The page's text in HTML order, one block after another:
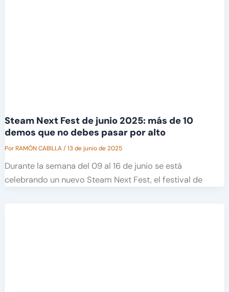
Steam Next Fest de junio 2025: más de 10
demos que no debes pasar por alto
PorRAMÓN CABILLA/13 de junio de 2025
Durante la semana del 09 al 16 de junio se está
celebrando un nuevo Steam Next Fest, el festival de